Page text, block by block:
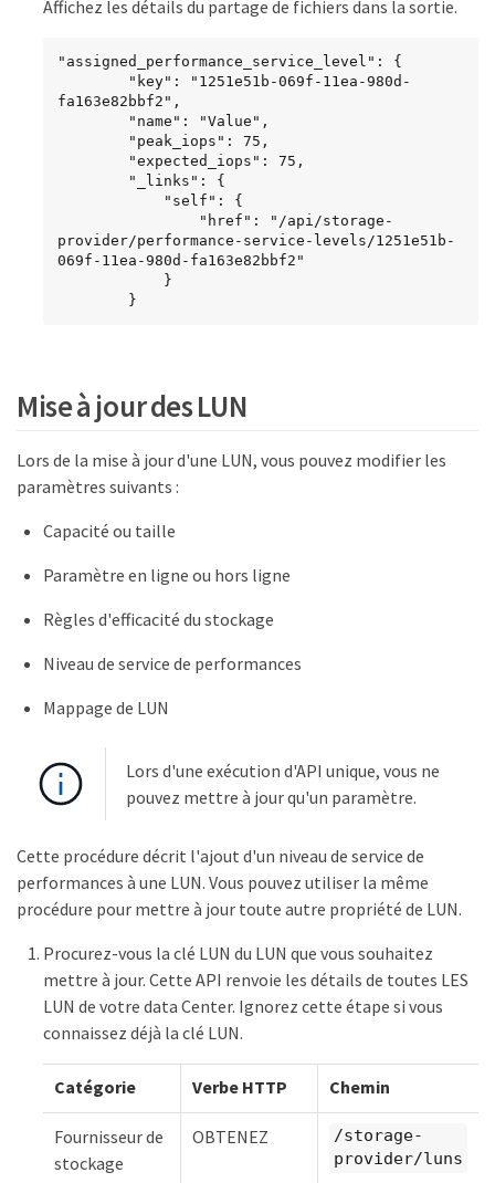
Affichez les détails du partage de fichiers dans la sortie.
"assigned_performance_service_level": {
fa163e82bbf2",
provider/performance-service-levels/1251e51b-
069f-11ea-980d-fa163e82bbf2"
        }
Mise à jour des LUN
Lors de la mise à jour d'une LUN, vous pouvez modifier les
paramètres suivants :
Capacité ou taille
Paramètre en ligne ou hors ligne
Règles d'efficacité du stockage
Niveau de service de performances
Mappage de LUN
Lors d'une exécution d'API unique, vous ne
pouvez mettre à jour qu'un paramètre.
Cette procédure décrit l'ajout d'un niveau de service de
performances à une LUN. Vous pouvez utiliser la même
procédure pour mettre à jour toute autre propriété de LUN.
Procurez-vous la clé LUN du LUN que vous souhaitez
mettre à jour. Cette API renvoie les détails de toutes LES
LUN de votre data Center. Ignorez cette étape si vous
connaissez déjà la clé LUN.
Catégorie Verbe HTTP Chemin
Fournisseur de
stockage
OBTENEZ
/storage-
provider/luns